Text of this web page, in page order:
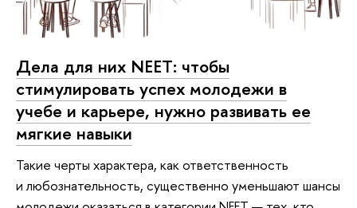
Дела для них NEET: чтобы
стимулировать успех молодежи в
учебе и карьере, нужно развивать ее
мягкие навыки
Такие черты характера, как ответственность
и любознательность, существенно уменьшают шансы